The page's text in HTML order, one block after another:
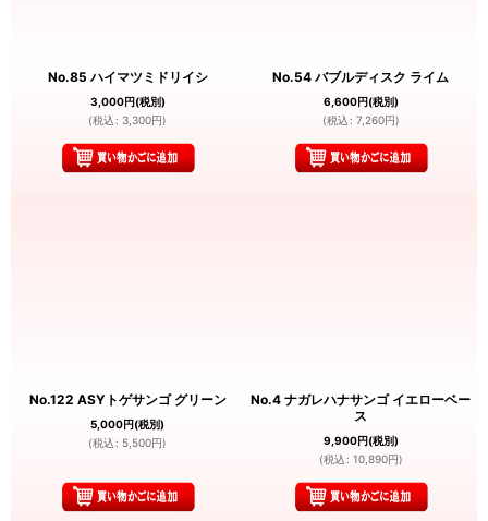
No.85 ハイマツミドリイシ
3,000円(税別)
(税込 : 3,300円)
No.54 バブルディスク ライム
6,600円(税別)
(税込 : 7,260円)
No.122 ASYトゲサンゴ グリーン
5,000円(税別)
(税込 : 5,500円)
No.4 ナガレハナサンゴ イエローベー
ス
9,900円(税別)
(税込 : 10,890円)